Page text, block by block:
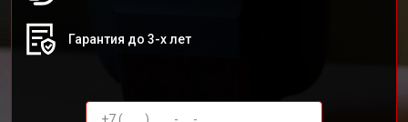
Гарантия до 3-х лет